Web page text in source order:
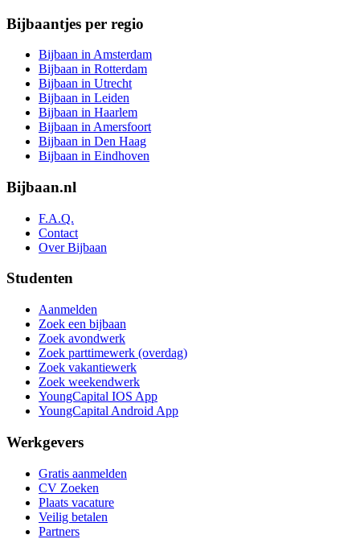
Bijbaantjes per regio
Bijbaan in Amsterdam
Bijbaan in Rotterdam
Bijbaan in Utrecht
Bijbaan in Leiden
Bijbaan in Haarlem
Bijbaan in Amersfoort
Bijbaan in Den Haag
Bijbaan in Eindhoven
Bijbaan.nl
F.A.Q.
Contact
Over Bijbaan
Studenten
Aanmelden
Zoek een bijbaan
Zoek avondwerk
Zoek parttimewerk (overdag)
Zoek vakantiewerk
Zoek weekendwerk
YoungCapital IOS App
YoungCapital Android App
Werkgevers
Gratis aanmelden
CV Zoeken
Plaats vacature
Veilig betalen
Partners